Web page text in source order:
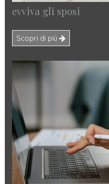
evviva gli sposi
Scopri di più